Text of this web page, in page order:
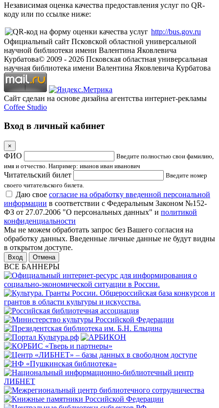
Независимая оценка качества предоставления услуг по QR-
коду или по ссылке ниже:
http://bus.gov.ru
Официальный сайт Псковской областной универсальной
научной библиотеки имени Валентина Яковлевича
Курбатова© 2009 - 2026 Псковская областная универсальная
научная библиотека имени Валентина Яковлевича Курбатова
Сайт сделан на основе дизайна агентства интернет-рекламы
Coffee Studio
Вход в личный кабинет
×
ФИО
Введите полностью свои фамилию,
имя и отчество. Например: иванов иван иванович
Читательский билет
Введите номер
своего читательского билета.
Даю свое согласие на обработку введенной персональной
информации в соответствии с Федеральным Законом №152-
ФЗ от 27.07.2006 "О персональных данных" и политикой
конфиденциальности
Мы не можем обработать запрос без Вашего согласия на
обработку данных. Введенные личные данные не будут видны
в открытом доступе.
Отмена
ВСЕ БАННЕРЫ